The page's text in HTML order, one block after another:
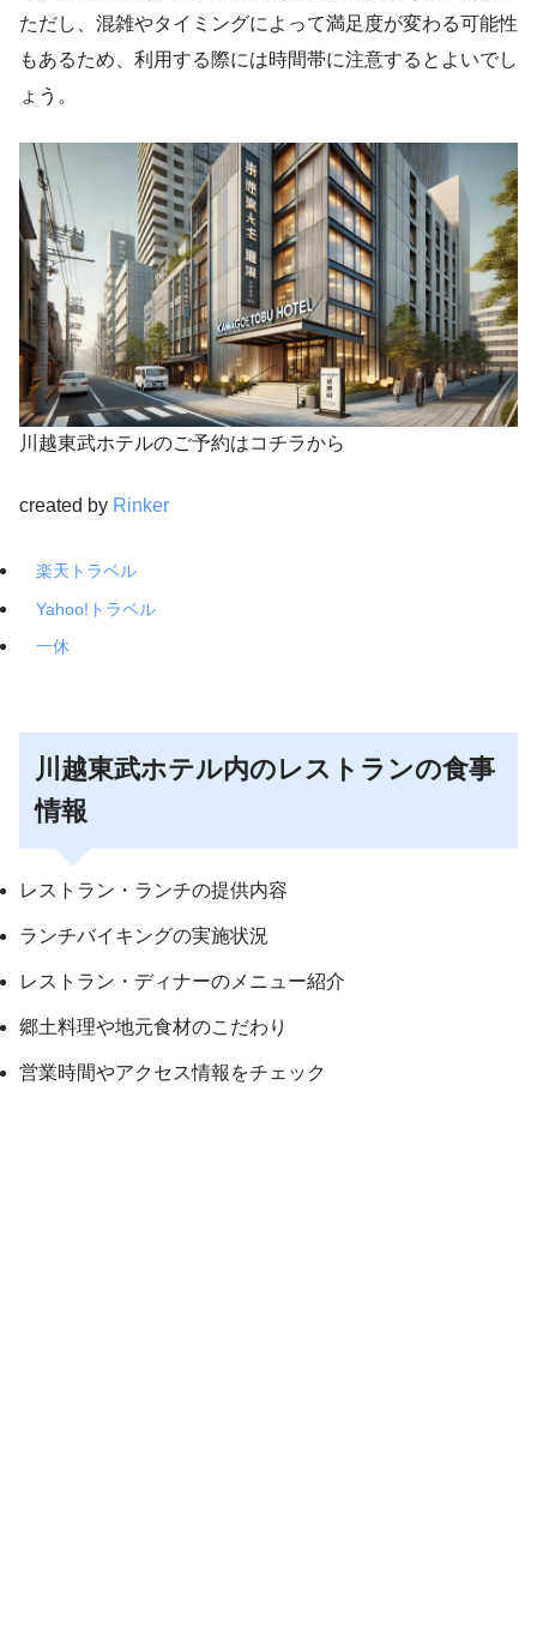
ただし、混雑やタイミングによって満足度が変わる可能性
もあるため、利用する際には時間帯に注意するとよいでし
ょう。
川越東武ホテルのご予約はコチラから
created by Rinker
楽天トラベル
Yahoo!トラベル
一休
川越東武ホテル内のレストランの食事
情報
レストラン・ランチの提供内容
ランチバイキングの実施状況
レストラン・ディナーのメニュー紹介
郷土料理や地元食材のこだわり
営業時間やアクセス情報をチェック